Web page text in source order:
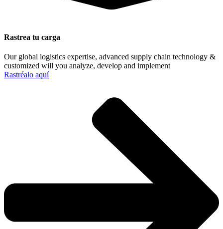
Rastrea tu carga
Our global logistics expertise, advanced supply chain technology &
customized will you analyze, develop and implement
Rastréalo aquí